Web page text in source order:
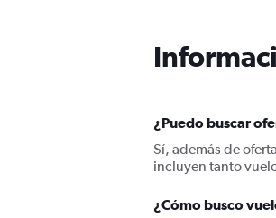
has
1
axis
displaying
Range:
0
to
2400.
¿Puedo buscar
Sí, además de
incluyen tanto
¿Cómo busco